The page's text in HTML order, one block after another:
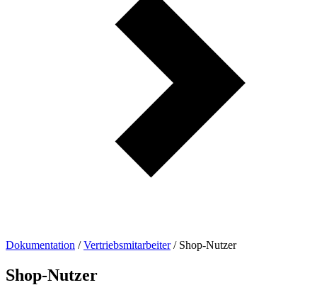
Dokumentation / Vertriebsmitarbeiter / Shop-Nutzer
Shop-Nutzer